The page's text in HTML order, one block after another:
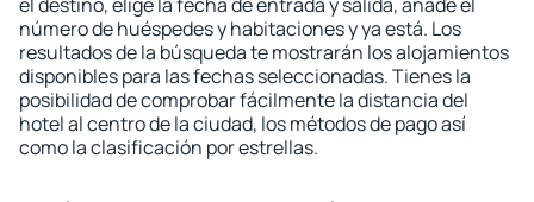
número de huéspedes y habitaciones y ya está. Los
resultados de la búsqueda te mostrarán los alojamientos
disponibles para las fechas seleccionadas. Tienes la
posibilidad de comprobar fácilmente la distancia del
hotel al centro de la ciudad, los métodos de pago así
como la clasificación por estrellas.